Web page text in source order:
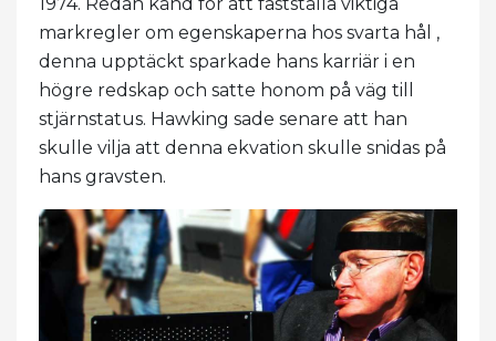
1974. Redan känd för att fastställa viktiga
markregler om egenskaperna hos svarta hål ,
denna upptäckt sparkade hans karriär i en
högre redskap och satte honom på väg till
stjärnstatus. Hawking sade senare att han
skulle vilja att denna ekvation skulle snidas på
hans gravsten.